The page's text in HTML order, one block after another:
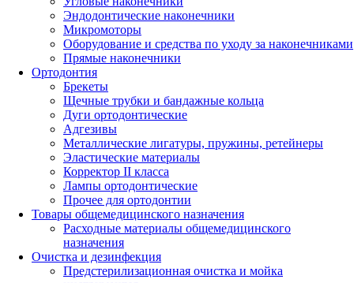
Эндодонтические наконечники
Микромоторы
Оборудование и средства по уходу за наконечниками
Прямые наконечники
Ортодонтия
Брекеты
Щечные трубки и бандажные кольца
Дуги ортодонтические
Адгезивы
Металлические лигатуры, пружины, ретейнеры
Эластические материалы
Корректор II класса
Лампы ортодонтические
Прочее для ортодонтии
Товары общемедицинского назначения
Расходные материалы общемедицинского
назначения
Очистка и дезинфекция
Предстерилизационная очистка и мойка